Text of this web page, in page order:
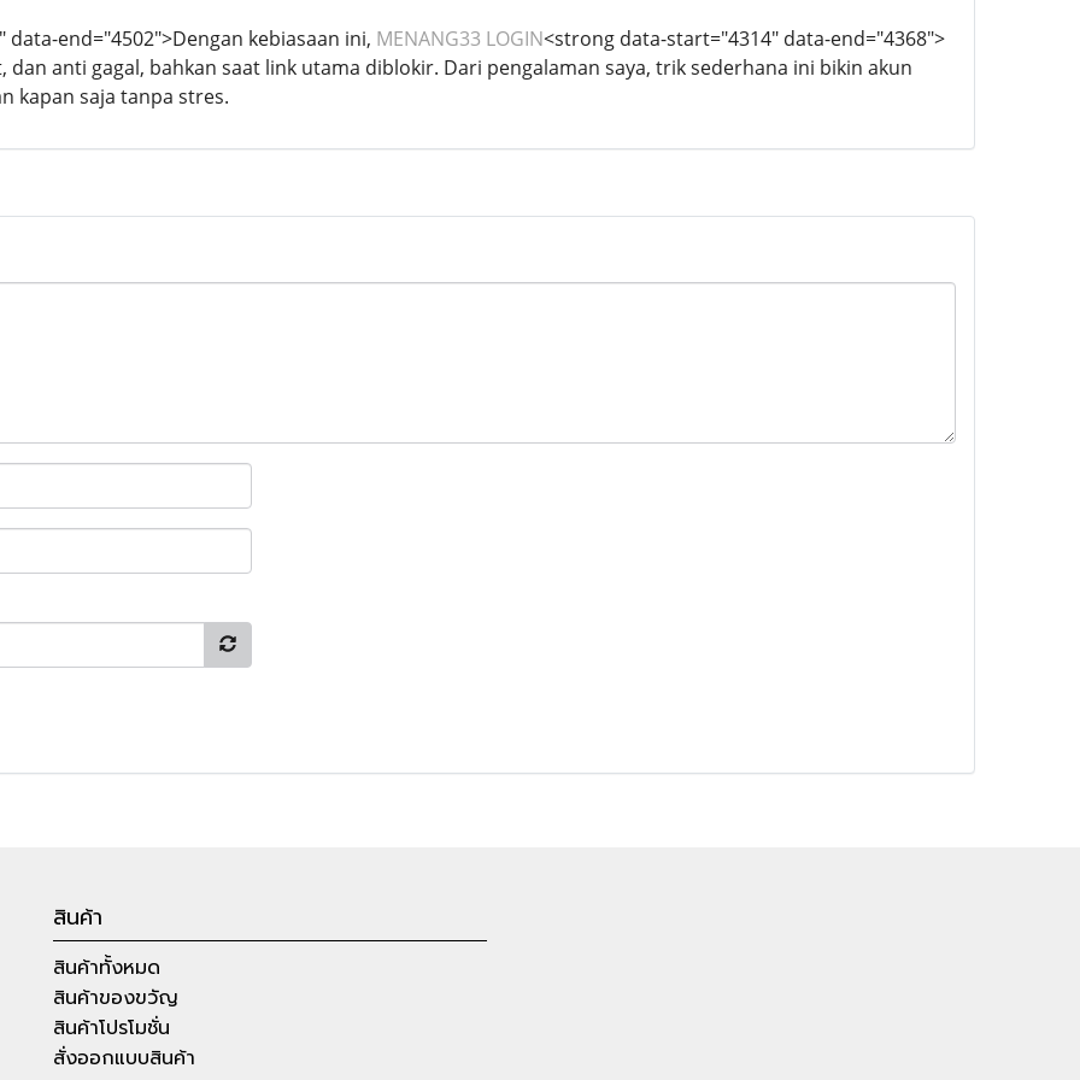
end="4502">Dengan kebiasaan ini, MENANG33 LOGIN<strong data-start="4314" data-end="4368">
dan anti gagal, bahkan saat link utama diblokir. Dari pengalaman saya, trik sederhana ini bikin akun
kapan saja tanpa stres.
สินค้า
สินค้าทั้งหมด
สินค้าของขวัญ
สินค้าโปรโมชั่น
สั่งออกแบบสินค้า